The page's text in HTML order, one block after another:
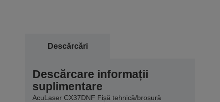
Descărcări
Descărcare informații
suplimentare
AcuLaser CX37DNF Fișă tehnică/broșură